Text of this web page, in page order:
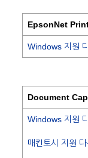
EpsonNet
Windows 지원
Document
Windows 지원
매킨토시 지원